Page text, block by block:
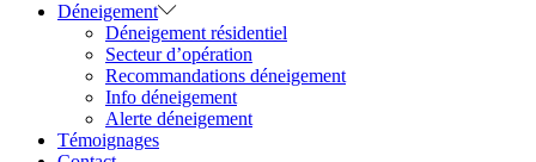
Déneigement
Déneigement résidentiel
Secteur d’opération
Recommandations déneigement
Info déneigement
Alerte déneigement
Témoignages